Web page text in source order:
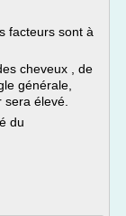
facteurs sont à
cheveux , de
générale,
élevé.
du